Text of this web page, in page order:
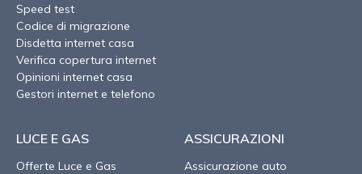
Speed test
Codice di migrazione
Disdetta internet casa
Verifica copertura internet
Opinioni internet casa
Gestori internet e telefono
LUCE E GAS
Offerte Luce e Gas
ASSICURAZIONI
Assicurazione auto